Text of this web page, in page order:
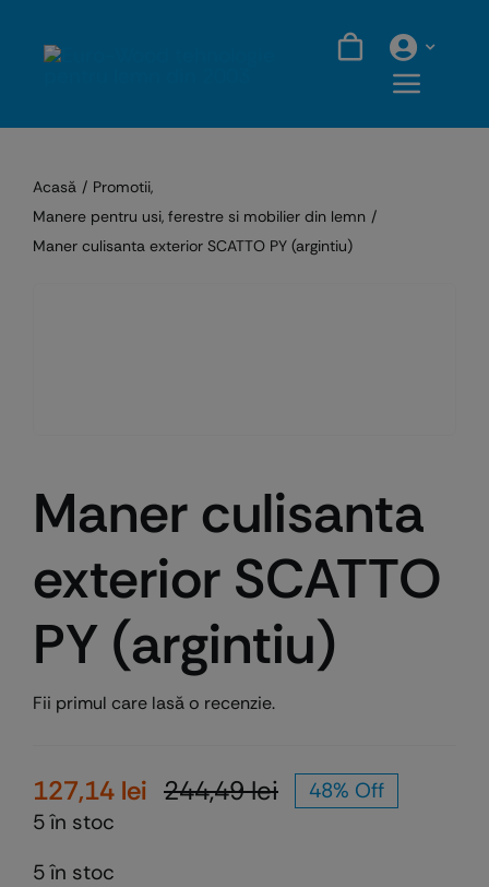
Acasă
Promotii
Manere pentru usi, ferestre si mobilier din lemn
Maner culisanta exterior SCATTO PY (argintiu)
Maner culisanta
exterior SCATTO
PY (argintiu)
Fii primul care lasă o recenzie.
244,49leiPrețul
127,14 lei
Prețul48% Off
5 în stoc
5 în stoc